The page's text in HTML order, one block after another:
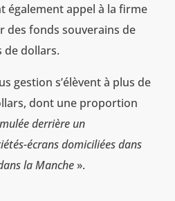
également appel à la firme
des fonds souverains de
de dollars.
gestion s’élèvent à plus de
dont une proportion
derrière un
écrans domiciliées dans
la Manche».